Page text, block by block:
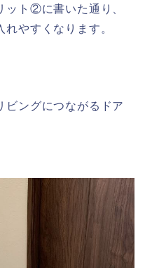
ット②に書いた通り、
やすくなります。
ビングにつながるドア